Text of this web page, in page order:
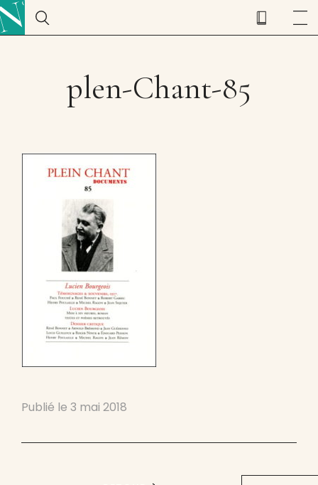
plen-Chant-85
Publié le 3 mai 2018